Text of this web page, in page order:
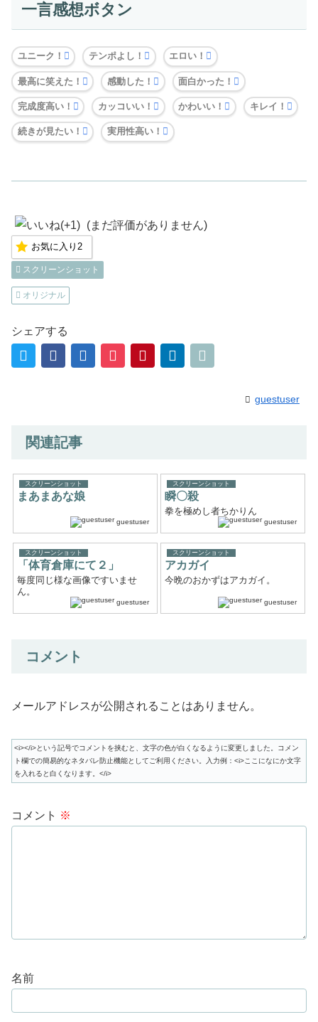
一言感想ボタン
ユニーク！ テンポよし！ エロい！
最高に笑えた！ 感動した！ 面白かった！
完成度高い！ カッコいい！ かわいい！ キレイ！
続きが見たい！ 実用性高い！
(まだ評価がありません)
お気に入り 2
スクリーンショット
オリジナル
シェアする
guestuser
関連記事
スクリーンショット
まあまあな娘
guestuser
スクリーンショット
瞬〇殺
拳を極めし者ちかりん
guestuser
スクリーンショット
「体育倉庫にて２」
毎度同じ様な画像ですいませ
ん。
guestuser
スクリーンショット
アカガイ
今晩のおかずはアカガイ。
guestuser
コメント
メールアドレスが公開されることはありません。
<i></i>という記号でコメントを挟むと、文字の色が白くなるように変更しました。コメン
ト欄での簡易的なネタバレ防止機能としてご利用ください。入力例：<i>ここになにか文字
を入れると白くなります。</i>
コメント ※
名前